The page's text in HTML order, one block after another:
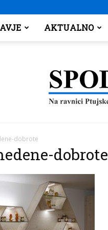
AKTUALNO
dobrote
dobrote